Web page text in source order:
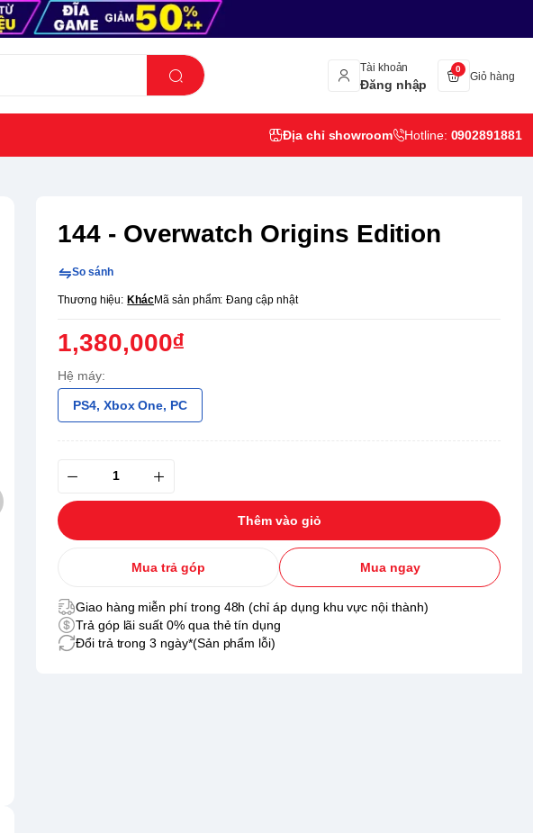
Tài khoản
Đăng nhập
0
Giỏ hàng
Địa chỉ showroom Hotline: 0902891881
144 - Overwatch Origins Edition
So sánh
Thương hiệu: KhácMã sản phẩm: Đang cập nhật
1,380,000₫
Hệ máy:
PS4, Xbox One, PC
Thêm vào giỏ
Mua trả góp Mua ngay
Giao hàng miễn phí trong 48h (chỉ áp dụng khu vực nội thành)
Trả góp lãi suất 0% qua thẻ tín dụng
Đổi trả trong 3 ngày*(Sản phẩm lỗi)